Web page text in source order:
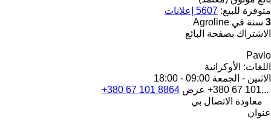
متوفرة للبيع: 5607 إعلانات
3 سنة في Agroline
الاشتراك بصفحة البائع
Pavlo
اللغات: الأوكرانية
الاثنين - الجمعة 09:00 - 18:00
+380 67 101... عرض +380 67 101 8864
معاودة الاتصال بي
عنوان